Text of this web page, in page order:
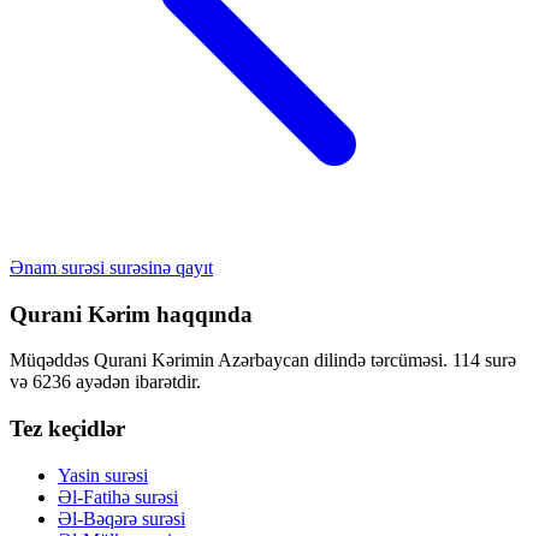
Ənam surəsi surəsinə qayıt
Qurani Kərim haqqında
Müqəddəs Qurani Kərimin Azərbaycan dilində tərcüməsi. 114 surə
və 6236 ayədən ibarətdir.
Tez keçidlər
Yasin surəsi
Əl-Fatihə surəsi
Əl-Bəqərə surəsi